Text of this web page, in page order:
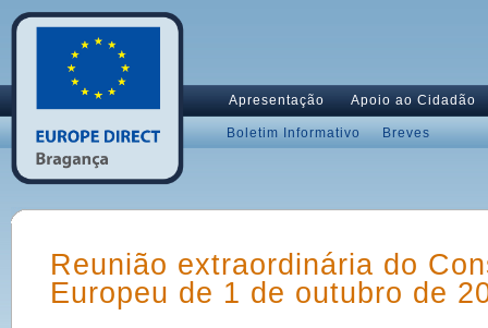
Apresentação Apoio ao Cidadão
Boletim Informativo Breves
Reunião extraordinária do
Europeu de 1 de outubro de